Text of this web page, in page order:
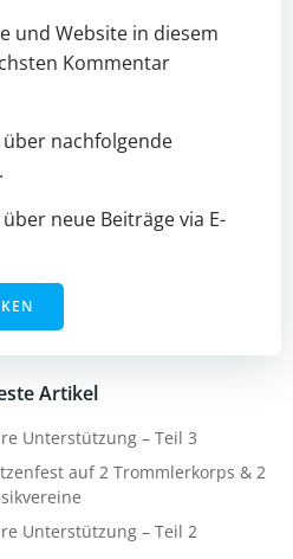
und Website in diesem
Kommentar
nachfolgende
neue Beiträge via E-
Artikel
Unterstützung – Teil 3
auf 2 Trommlerkorps & 2
Unterstützung – Teil 2